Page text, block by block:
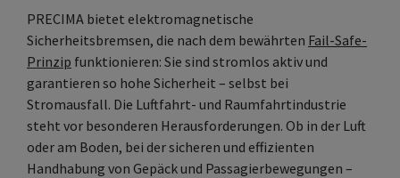
PRECIMA bietet elektromagnetische
Sicherheitsbremsen, die nach dem bewährten Fail-Safe-
Prinzip funktionieren: Sie sind stromlos aktiv und
garantieren so hohe Sicherheit – selbst bei
Stromausfall. Die Luftfahrt- und Raumfahrtindustrie
steht vor besonderen Herausforderungen. Ob in der Luft
oder am Boden, bei der sicheren und effizienten
Handhabung von Gepäck und Passagierbewegungen –